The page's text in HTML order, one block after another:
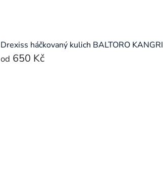
Drexiss háčkovaný kulich BALTORO KANGRI
od 650 Kč